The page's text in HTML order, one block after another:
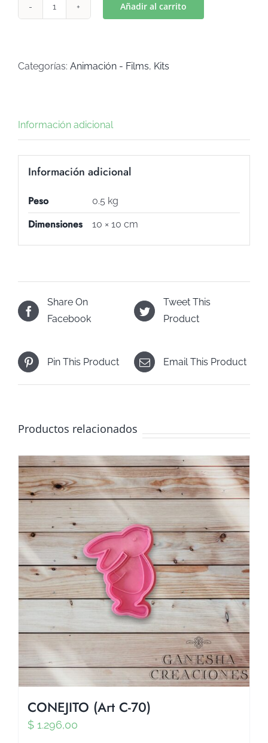
cantidad
Añadir al carrito
Categorías: Animación - Films, Kits
Información adicional
Información adicional
Peso 0.5 kg
Dimensiones 10 × 10 cm
Share On
Facebook
Tweet This
Product
Pin This Product Email This Product
Productos relacionados
CONEJITO (Art C-70)
$ 1.296,00